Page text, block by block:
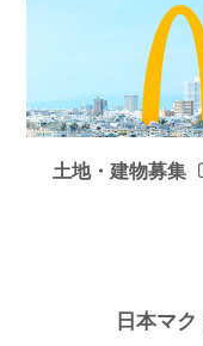
土地・建物募集
日本マ